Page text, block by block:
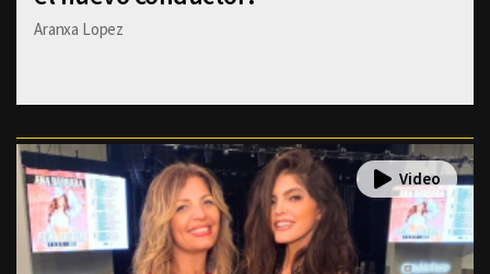
Aranxa Lopez